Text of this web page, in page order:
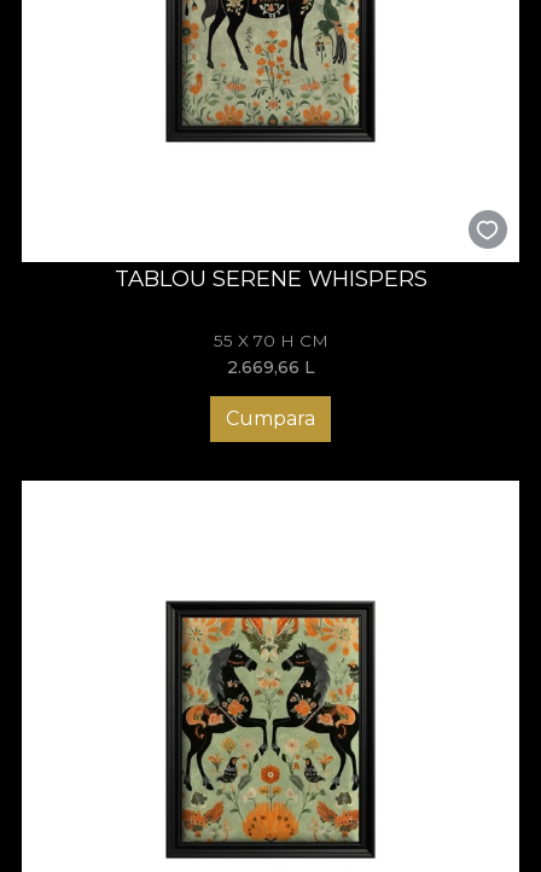
TABLOU SERENE WHISPERS
55 X 70 H CM
2.669,66 L
Cumpara